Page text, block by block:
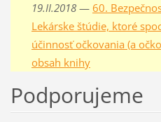
19.II.2018— 60.
Lekárske štúdie, ktoré
účinnosť očkovania (a
obsah knihy
Podporujeme